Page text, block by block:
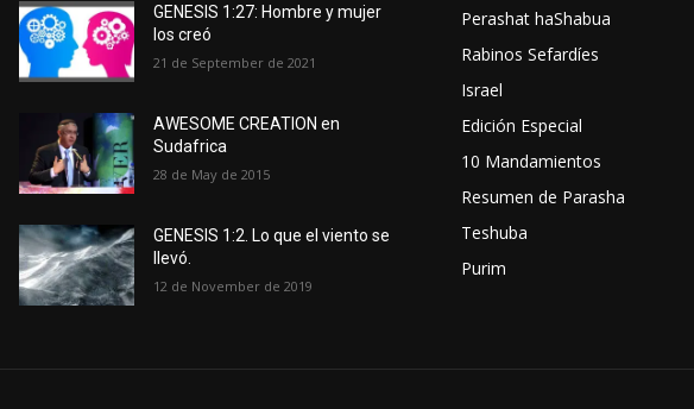
GENESIS 1:27: Hombre y mujer
los creó
21 de September de 2021
AWESOME CREATION en
Sudafrica
28 de May de 2015
GENESIS 1:2. Lo que el viento se
llevó.
12 de November de 2019
Perashat haShabua
Rabinos Sefardíes
Israel
Edición Especial
10 Mandamientos
Resumen de Parasha
Teshuba
Purim